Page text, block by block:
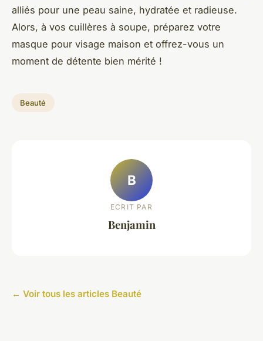
alliés pour une peau saine, hydratée et radieuse.
Alors, à vos cuillères à soupe, préparez votre
masque pour visage maison et offrez-vous un
moment de détente bien mérité !
Beauté
B
ECRIT PAR
Benjamin
← Voir tous les articles Beauté